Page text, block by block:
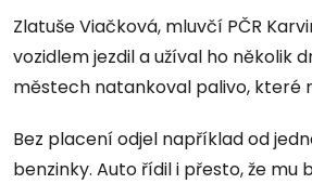
Zlatuše Viačková, mluvčí PČR
vozidlem jezdil a užíval ho několik
městech natankoval palivo, které
Bez placení odjel například od
benzinky. Auto řídil i přesto, že mu